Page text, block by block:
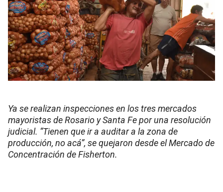
Ya se realizan inspecciones en los tres mercados
mayoristas de Rosario y Santa Fe por una resolución
judicial. “Tienen que ir a auditar a la zona de
producción, no acá”, se quejaron desde el Mercado de
Concentración de Fisherton.